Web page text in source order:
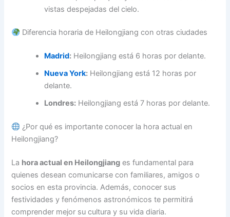
vistas despejadas del cielo.
Diferencia horaria de Heilongjiang con otras ciudades
Madrid: Heilongjiang está 6 horas por delante.
Nueva York: Heilongjiang está 12 horas por
delante.
Londres: Heilongjiang está 7 horas por delante.
¿Por qué es importante conocer la hora actual en
Heilongjiang?
La hora actual en Heilongjiang es fundamental para
quienes desean comunicarse con familiares, amigos o
socios en esta provincia. Además, conocer sus
festividades y fenómenos astronómicos te permitirá
comprender mejor su cultura y su vida diaria.